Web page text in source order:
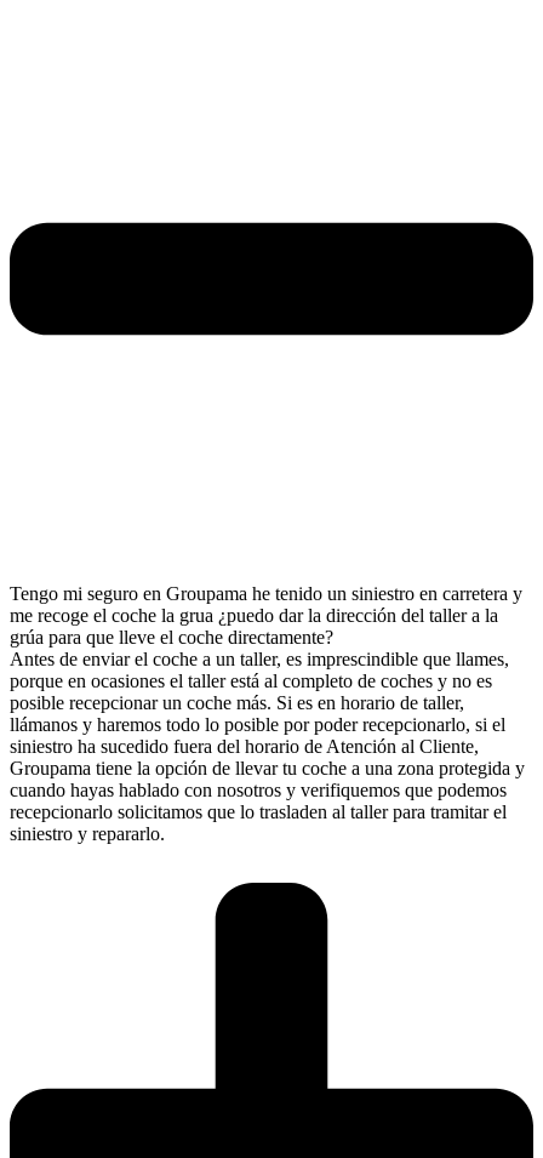
Tengo mi seguro en Groupama he tenido un siniestro en carretera y
me recoge el coche la grua ¿puedo dar la dirección del taller a la
grúa para que lleve el coche directamente?
Antes de enviar el coche a un taller, es imprescindible que llames,
porque en ocasiones el taller está al completo de coches y no es
posible recepcionar un coche más. Si es en horario de taller,
llámanos y haremos todo lo posible por poder recepcionarlo, si el
siniestro ha sucedido fuera del horario de Atención al Cliente,
Groupama tiene la opción de llevar tu coche a una zona protegida y
cuando hayas hablado con nosotros y verifiquemos que podemos
recepcionarlo solicitamos que lo trasladen al taller para tramitar el
siniestro y repararlo.